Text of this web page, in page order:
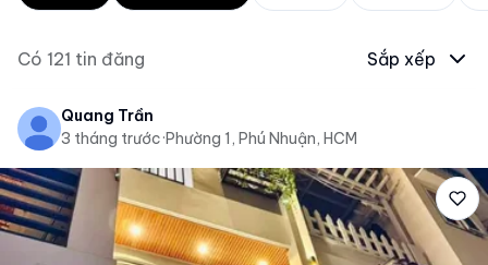
Có 121 tin đăng Sắp xếp
Quang Trần
3 tháng trước·Phường 1, Phú Nhuận, HCM